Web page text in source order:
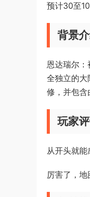
预计30至
背景
恩达瑞尔：
全独立的大
修，并包含
玩家
从开头就能
厉害了，地